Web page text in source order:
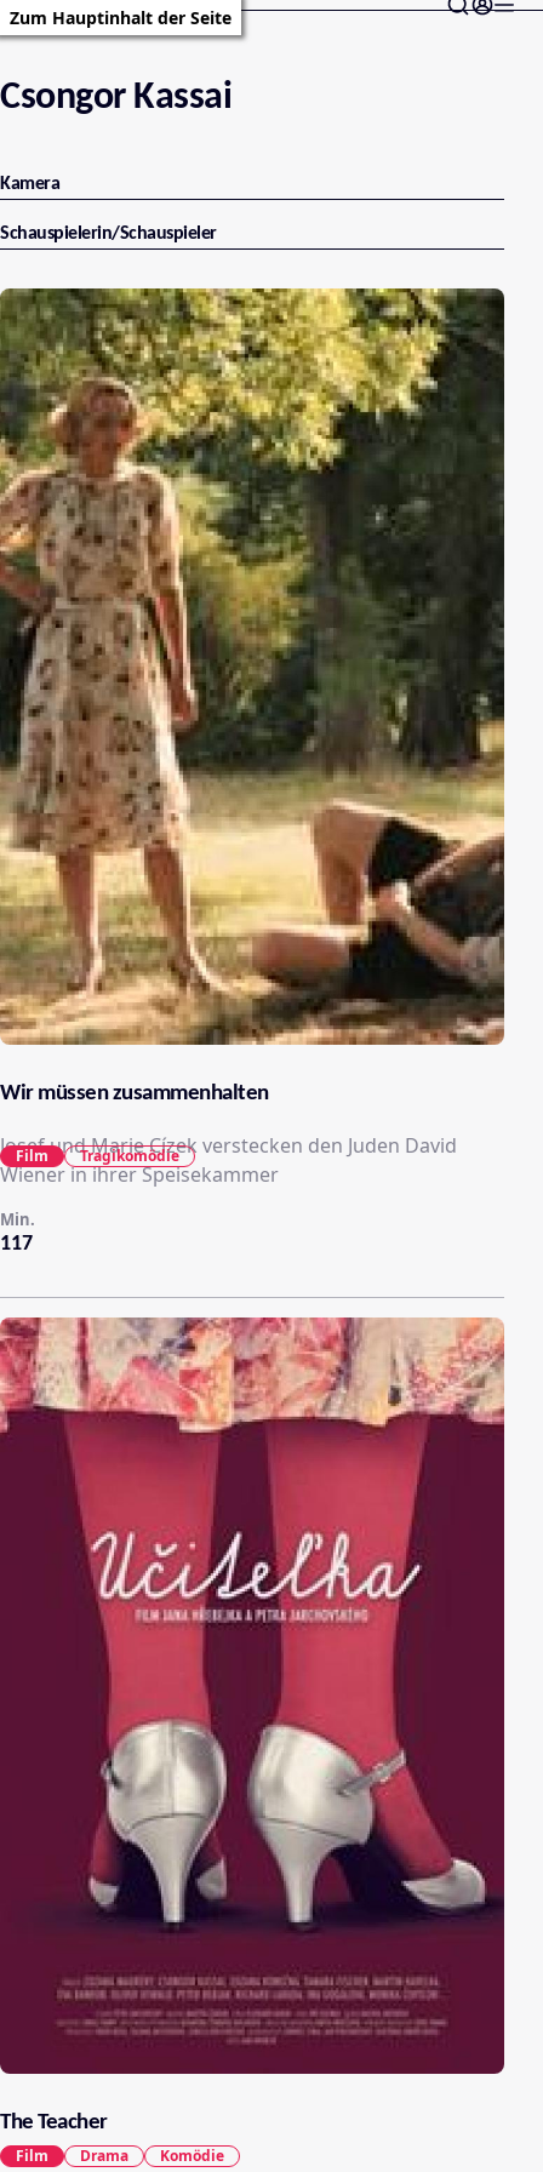
Zum Hauptinhalt der Seite
Csongor Kassai
Kamera
Schauspielerin/Schauspieler
Wir müssen zusammenhalten
Josef und Marie Cízek verstecken den Juden David
Wiener in ihrer Speisekammer
117
Min.
Film Tragikomödie
The Teacher
Film Drama Komödie